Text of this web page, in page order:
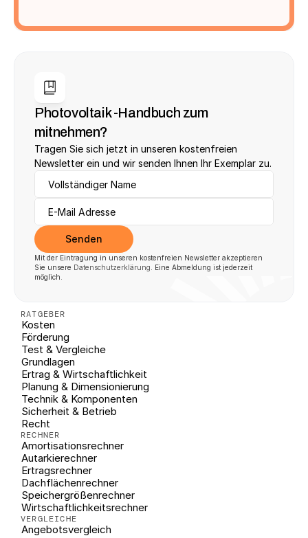
Photovoltaik -Handbuch zum
mitnehmen?
Tragen Sie sich jetzt in unseren kostenfreien
Newsletter ein und wir senden Ihnen Ihr Exemplar zu.
Senden
Mit der Eintragung in unseren kostenfreien Newsletter akzeptieren
Sie unsere Datenschutzerklärung . Eine Abmeldung ist jederzeit
möglich.
RATGEBER
Kosten
Förderung
Test & Vergleiche
Grundlagen
Ertrag & Wirtschaftlichkeit
Planung & Dimensionierung
Technik & Komponenten
Sicherheit & Betrieb
Recht
RECHNER
Amortisationsrechner
Autarkierechner
Ertragsrechner
Dachflächenrechner
Speichergrößenrechner
Wirtschaftlichkeitsrechner
VERGLEICHE
Angebotsvergleich